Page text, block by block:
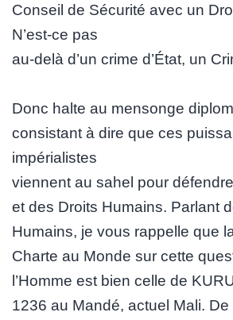
Conseil de Sécurité avec un
N’est-ce pas
au-delà d’un crime d’État, un
Donc halte au mensonge
consistant à dire que ces
impérialistes
viennent au sahel pour
et des Droits Humains. Parlant
Humains, je vous rappelle que
Charte au Monde sur cette
l’Homme est bien celle de
1236 au Mandé, actuel Mali.